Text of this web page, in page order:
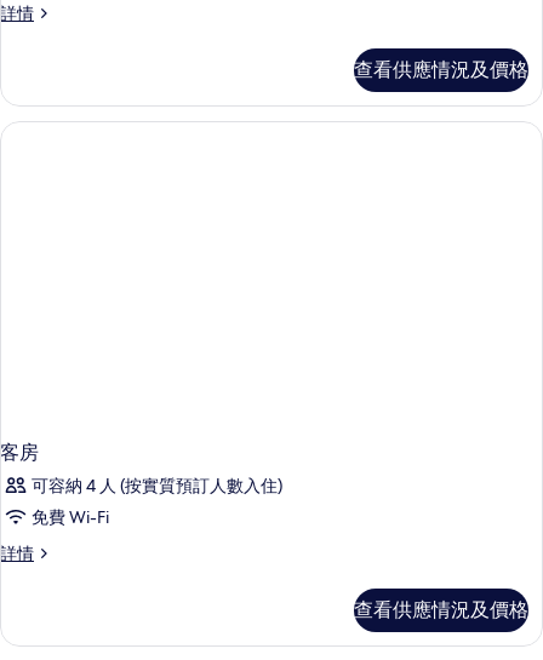
的
詳情
Terrace
詳
情
查看供應情況及價格
客房
可容納 4 人 (按實質預訂人數入住)
免費 Wi-Fi
詳情
客
查看供應情況及價格